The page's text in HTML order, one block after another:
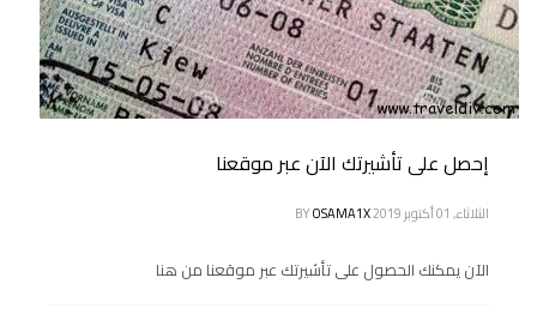
إحصل على تأشيرتك الآن عبر موقعنا
الثلاثاء, 01 أكتوبر 2019 BYOSAMA1X
الآن يمكنك الحصول على تأشيرتك عبر موقعنا من هنا